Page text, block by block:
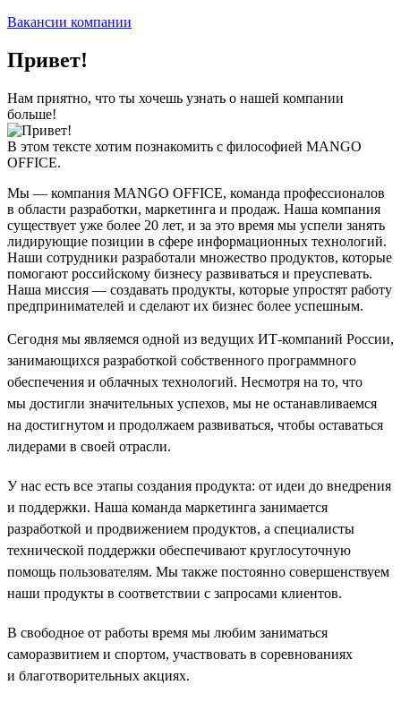
Вакансии компании
Привет!
Нам приятно, что ты хочешь узнать о нашей компании
больше!
В этом тексте хотим познакомить с философией MANGO
OFFICE.
Мы — компания MANGO OFFICE, команда профессионалов
в области разработки, маркетинга и продаж. Наша компания
существует уже более 20 лет, и за это время мы успели занять
лидирующие позиции в сфере информационных технологий.
Наши сотрудники разработали множество продуктов, которые
помогают российскому бизнесу развиваться и преуспевать.
Наша миссия — создавать продукты, которые упростят работу
предпринимателей и сделают их бизнес более успешным.
Сегодня мы являемся одной из ведущих ИТ-компаний России,
занимающихся разработкой собственного программного
обеспечения и облачных технологий. Несмотря на то, что
мы достигли значительных успехов, мы не останавливаемся
на достигнутом и продолжаем развиваться, чтобы оставаться
лидерами в своей отрасли.
У нас есть все этапы создания продукта: от идеи до внедрения
и поддержки. Наша команда маркетинга занимается
разработкой и продвижением продуктов, а специалисты
технической поддержки обеспечивают круглосуточную
помощь пользователям. Мы также постоянно совершенствуем
наши продукты в соответствии с запросами клиентов.
В свободное от работы время мы любим заниматься
саморазвитием и спортом, участвовать в соревнованиях
и благотворительных акциях.